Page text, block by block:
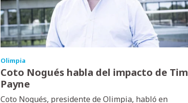
Olimpia
Coto Nogués habla del impacto de Tim
Payne
Coto Nogués, presidente de Olimpia, habló en